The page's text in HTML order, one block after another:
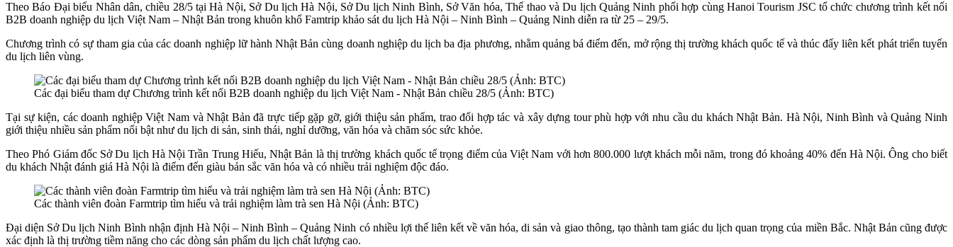
Theo Báo Đại biểu Nhân dân, chiều 28/5 tại Hà Nội, Sở Du lịch Hà Nội, Sở Du lịch Ninh Bình, Sở Văn hóa, Thể thao và Du lịch Quảng Ninh phối hợp cùng Hanoi Tourism JSC tổ chức chương trình kết nối
B2B doanh nghiệp du lịch Việt Nam – Nhật Bản trong khuôn khổ Famtrip khảo sát du lịch Hà Nội – Ninh Bình – Quảng Ninh diễn ra từ 25 – 29/5.
Chương trình có sự tham gia của các doanh nghiệp lữ hành Nhật Bản cùng doanh nghiệp du lịch ba địa phương, nhằm quảng bá điểm đến, mở rộng thị trường khách quốc tế và thúc đẩy liên kết phát triển tuyến
du lịch liên vùng.
Các đại biểu tham dự Chương trình kết nối B2B doanh nghiệp du lịch Việt Nam - Nhật Bản chiều 28/5 (Ảnh: BTC)
Tại sự kiện, các doanh nghiệp Việt Nam và Nhật Bản đã trực tiếp gặp gỡ, giới thiệu sản phẩm, trao đổi hợp tác và xây dựng tour phù hợp với nhu cầu du khách Nhật Bản. Hà Nội, Ninh Bình và Quảng Ninh
giới thiệu nhiều sản phẩm nổi bật như du lịch di sản, sinh thái, nghỉ dưỡng, văn hóa và chăm sóc sức khỏe.
Theo Phó Giám đốc Sở Du lịch Hà Nội Trần Trung Hiếu, Nhật Bản là thị trường khách quốc tế trọng điểm của Việt Nam với hơn 800.000 lượt khách mỗi năm, trong đó khoảng 40% đến Hà Nội. Ông cho biết
du khách Nhật đánh giá Hà Nội là điểm đến giàu bản sắc văn hóa và có nhiều trải nghiệm độc đáo.
Các thành viên đoàn Farmtrip tìm hiểu và trải nghiệm làm trà sen Hà Nội (Ảnh: BTC)
Đại diện Sở Du lịch Ninh Bình nhận định Hà Nội – Ninh Bình – Quảng Ninh có nhiều lợi thế liên kết về văn hóa, di sản và giao thông, tạo thành tam giác du lịch quan trọng của miền Bắc. Nhật Bản cũng được
xác định là thị trường tiềm năng cho các dòng sản phẩm du lịch chất lượng cao.